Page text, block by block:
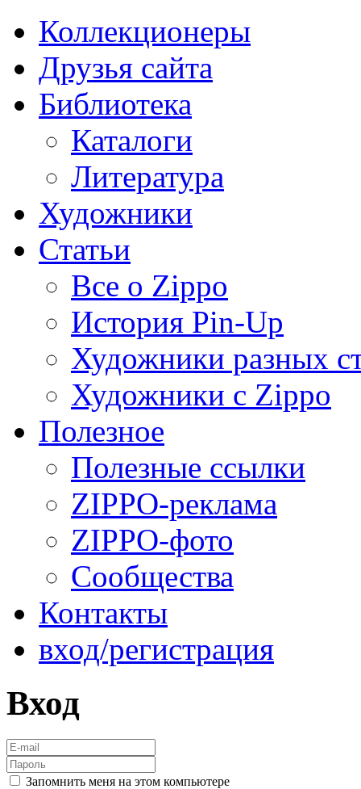
Коллекционеры
Друзья сайта
Библиотека
Каталоги
Литература
Художники
Статьи
Все о Zippo
История Pin-Up
Художники разных
Художники с Zippo
Полезное
Полезные ссылки
ZIPPO-реклама
ZIPPO-фото
Сообщества
Контакты
вход/регистрация
Вход
Запомнить меня на этом компьютере